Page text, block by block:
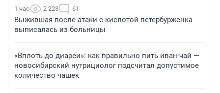
1 час 2 223 61
Выжившая после атаки с кислотой петербурженка
выписалась из больницы
«Вплоть до диареи»: как правильно пить иван-чай —
новосибирский нутрициолог подсчитал допустимое
количество чашек